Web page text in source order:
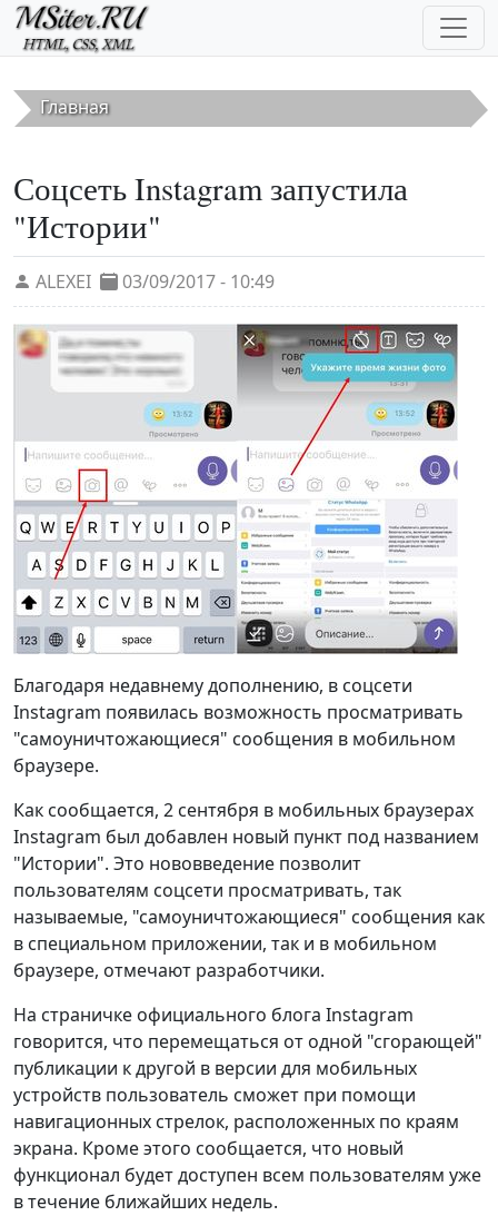
Перейти к основному содержанию
Главная
Соцсеть Instagram запустила
"Истории"
ALEXEI 03/09/2017 - 10:49
Благодаря недавнему дополнению, в соцсети
Instagram появилась возможность просматривать
"самоуничтожающиеся" сообщения в мобильном
браузере.
Как сообщается, 2 сентября в мобильных браузерах
Instagram был добавлен новый пункт под названием
"Истории". Это нововведение позволит
пользователям соцсети просматривать, так
называемые, "самоуничтожающиеся" сообщения как
в специальном приложении, так и в мобильном
браузере, отмечают разработчики.
На страничке официального блога Instagram
говорится, что перемещаться от одной "сгорающей"
публикации к другой в версии для мобильных
устройств пользователь сможет при помощи
навигационных стрелок, расположенных по краям
экрана. Кроме этого сообщается, что новый
функционал будет доступен всем пользователям уже
в течение ближайших недель.